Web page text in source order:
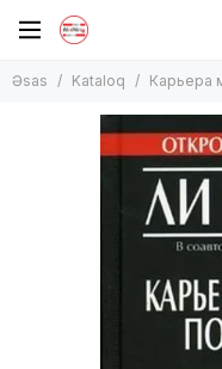
Əsas Kataloq Карьера